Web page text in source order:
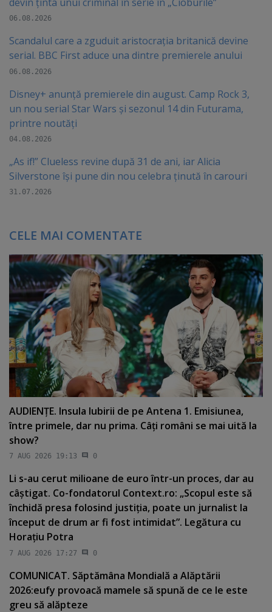
06.08.2026
Scandalul care a zguduit aristocrația britanică devine
serial. BBC First aduce una dintre premierele anului
06.08.2026
Disney+ anunță premierele din august. Camp Rock 3,
un nou serial Star Wars și sezonul 14 din Futurama,
printre noutăți
04.08.2026
„As if!” Clueless revine după 31 de ani, iar Alicia
Silverstone își pune din nou celebra ținută în carouri
31.07.2026
CELE MAI COMENTATE
AUDIENŢE. Insula Iubirii de pe Antena 1. Emisiunea,
între primele, dar nu prima. Câţi români se mai uită la
show?
7 AUG 2026 19:13 0
Li s-au cerut milioane de euro într-un proces, dar au
câştigat. Co-fondatorul Context.ro: „Scopul este să
închidă presa folosind justiţia, poate un jurnalist la
început de drum ar fi fost intimidat”. Legătura cu
Horaţiu Potra
7 AUG 2026 17:27 0
COMUNICAT. Săptămâna Mondială a Alăptării
2026:eufy provoacă mamele să spună de ce le este
greu să alăpteze